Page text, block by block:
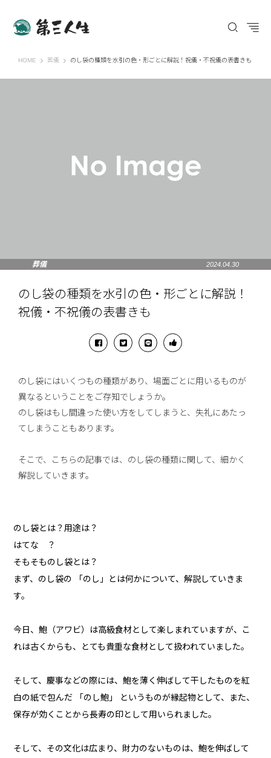
HOME 第三人生 〜寄り道の歩き方〜
葬儀 のし袋の種類を水引の色・形ごとに解説！祝儀・不祝儀の表書きも
葬儀 2024.04.30
のし袋の種類を水引の色・形ごとに解説！
祝儀・不祝儀の表書きも
のし袋にはいくつもの種類があり、場面ごとに用いるものが
異なるということをご存知でしょうか。
のし袋はもし間違った使い方をしてしまうと、失礼にあたっ
てしまうこともあります。
そこで、こちらの記事では、のし袋の種類に関して、細かく
解説していきます。
のし袋とは？用途は？
はてな ？
そもそものし袋とは？
まず、のし袋の 「のし」とは何かについて、解説していきま
す。
今日、鮑（アワビ）は高級食材として楽しまれていますが、こ
れは古くからも、とても貴重な食材として扱われていました。
そして、慶事などの際には、鮑を薄く伸ばして干したものを紅
白の紙で包んだ 「のし鮑」 というものが縁起物として、また、
保存が効くことから長寿の印として用いられました。
そして、その文化は広まり、財力のないものは、鮑を伸ばして